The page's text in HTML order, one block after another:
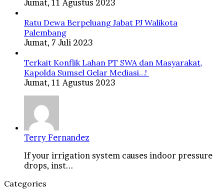
Jumat, 11 Agustus 2023
Ratu Dewa Berpeluang Jabat PJ Walikota
Palembang
Jumat, 7 Juli 2023
Terkait Konflik Lahan PT SWA dan Masyarakat,
Kapolda Sumsel Gelar Mediasi…!
Jumat, 11 Agustus 2023
Terry Fernandez
If your irrigation system causes indoor pressure
drops, inst...
Categories